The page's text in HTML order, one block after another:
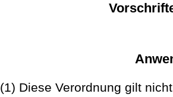
(1) Diese Verordnung gilt